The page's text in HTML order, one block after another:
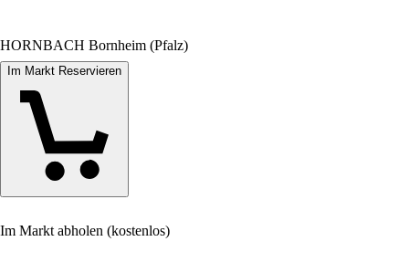
HORNBACH Bornheim (Pfalz)
Im Markt Reservieren
Im Markt abholen (kostenlos)